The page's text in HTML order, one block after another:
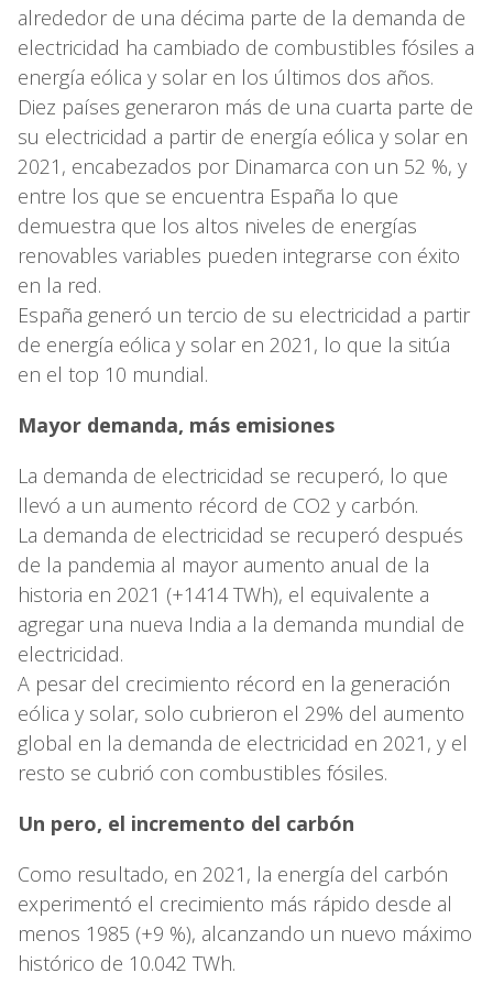
alrededor de una décima parte de la demanda de
electricidad ha cambiado de combustibles fósiles a
energía eólica y solar en los últimos dos años.
Diez países generaron más de una cuarta parte de
su electricidad a partir de energía eólica y solar en
2021, encabezados por Dinamarca con un 52 %, y
entre los que se encuentra España lo que
demuestra que los altos niveles de energías
renovables variables pueden integrarse con éxito
en la red.
España generó un tercio de su electricidad a partir
de energía eólica y solar en 2021, lo que la sitúa
en el top 10 mundial.
Mayor demanda, más emisiones
La demanda de electricidad se recuperó, lo que
llevó a un aumento récord de CO2 y carbón.
La demanda de electricidad se recuperó después
de la pandemia al mayor aumento anual de la
historia en 2021 (+1414 TWh), el equivalente a
agregar una nueva India a la demanda mundial de
electricidad.
A pesar del crecimiento récord en la generación
eólica y solar, solo cubrieron el 29% del aumento
global en la demanda de electricidad en 2021, y el
resto se cubrió con combustibles fósiles.
Un pero, el incremento del carbón
Como resultado, en 2021, la energía del carbón
experimentó el crecimiento más rápido desde al
menos 1985 (+9 %), alcanzando un nuevo máximo
histórico de 10.042 TWh.